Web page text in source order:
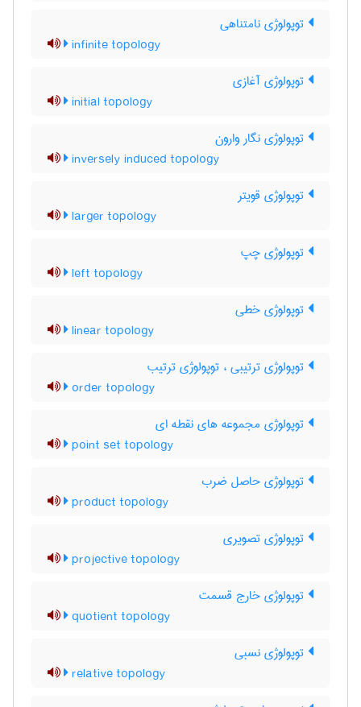
توپولوژی نامتناهی
infinite topology
توپولوژی آغازی
initial topology
توپولوژی نگار وارون
inversely induced topology
توپولوژی قویتر
larger topology
توپولوژی چپ
left topology
توپولوژی خطی
linear topology
توپولوژی ترتیبی ، توپولوژی ترتیب
order topology
توپولوژی مجموعه های نقطه ای
point set topology
توپولوژی حاصل ضرب
product topology
توپولوژی تصویری
projective topology
توپولوژی خارج قسمت
quotient topology
توپولوژی نسبی
relative topology